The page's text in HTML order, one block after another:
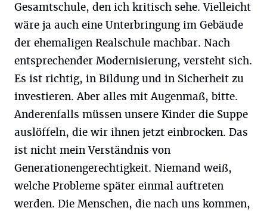
Gesamtschule, den ich kritisch sehe. Vielleicht
wäre ja auch eine Unterbringung im Gebäude
der ehemaligen Realschule machbar. Nach
entsprechender Modernisierung, versteht sich.
Es ist richtig, in Bildung und in Sicherheit zu
investieren. Aber alles mit Augenmaß, bitte.
Anderenfalls müssen unsere Kinder die Suppe
auslöffeln, die wir ihnen jetzt einbrocken. Das
ist nicht mein Verständnis von
Generationengerechtigkeit. Niemand weiß,
welche Probleme später einmal auftreten
werden. Die Menschen, die nach uns kommen,